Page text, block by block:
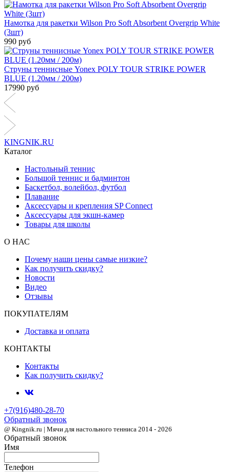
Намотка для ракетки Wilson Pro Soft Absorbent Overgrip White
(3шт)
990 руб
Струны теннисные Yonex POLY TOUR STRIKE POWER
BLUE (1.20мм / 200м)
17990 руб
KINGNIK.RU
Каталог
Настольный теннис
Большой теннис и бадминтон
Баскетбол, волейбол, футбол
Плавание
Аксессуары и крепления SP Connect
Аксессуары для экшн-камер
Товары для школы
О НАС
Почему наши цены самые низкие?
Как получить скидку?
Новости
Видео
Отзывы
ПОКУПАТЕЛЯМ
Доставка и оплата
КОНТАКТЫ
Контакты
Как получить скидку?
+7(916)480-28-70
Обратный звонок
@ Kingnik.ru | Мячи для настольного тенниса 2014 - 2026
Обратный звонок
Имя
Телефон